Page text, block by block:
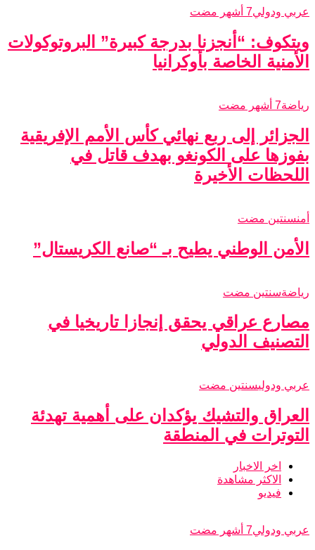
عربي ودولي7 أشهر مضت
ويتكوف: “أنجزنا بدرجة كبيرة” البروتوكولات
الأمنية الخاصة بأوكرانيا
رياضة7 أشهر مضت
الجزائر إلى ربع نهائي كأس الأمم الإفريقية
بفوزها على الكونغو بهدف قاتل في
اللحظات الأخيرة
أمنسنتين مضت
الأمن الوطني يطيح بـ “صانع الكريستال”
رياضةسنتين مضت
مصارع عراقي يحقق إنجازا تاريخيا في
التصنيف الدولي
عربي ودوليسنتين مضت
العراق والتشيك يؤكدان على أهمية تهدئة
التوترات في المنطقة
اخر الاخبار
الاكثر مشاهدة
فيديو
عربي ودولي7 أشهر مضت